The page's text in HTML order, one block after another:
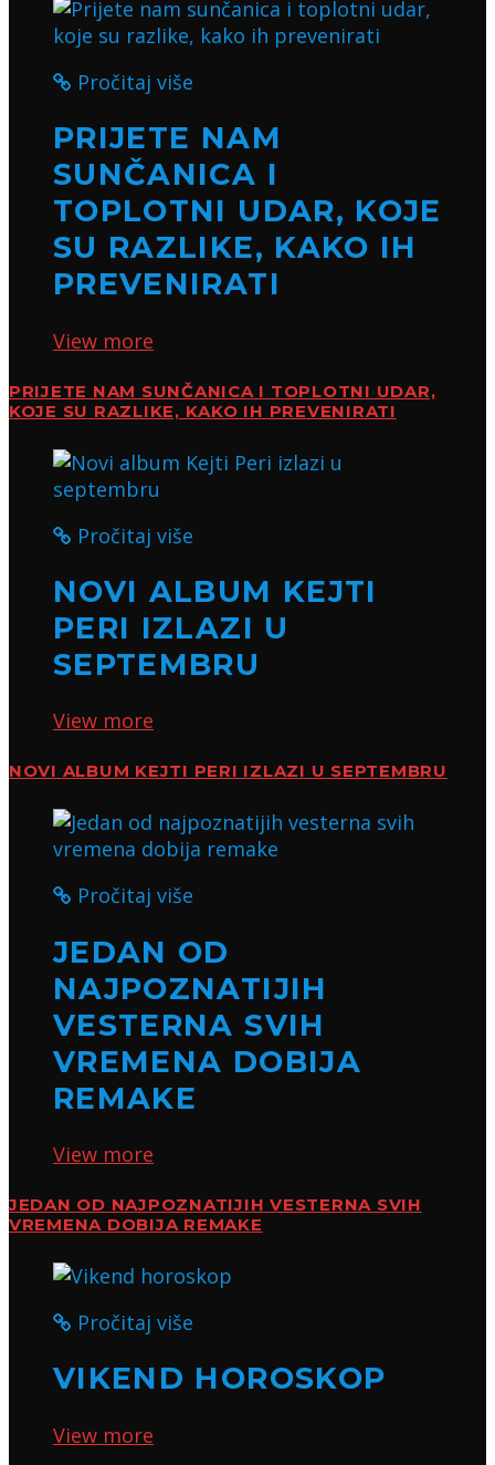
Pročitaj više
PRIJETE NAM
SUNČANICA I
TOPLOTNI UDAR, KOJE
SU RAZLIKE, KAKO IH
PREVENIRATI
View more
PRIJETE NAM SUNČANICA I TOPLOTNI UDAR,
KOJE SU RAZLIKE, KAKO IH PREVENIRATI
Pročitaj više
NOVI ALBUM KEJTI
PERI IZLAZI U
SEPTEMBRU
View more
NOVI ALBUM KEJTI PERI IZLAZI U SEPTEMBRU
Pročitaj više
JEDAN OD
NAJPOZNATIJIH
VESTERNA SVIH
VREMENA DOBIJA
REMAKE
View more
JEDAN OD NAJPOZNATIJIH VESTERNA SVIH
VREMENA DOBIJA REMAKE
Pročitaj više
VIKEND HOROSKOP
View more